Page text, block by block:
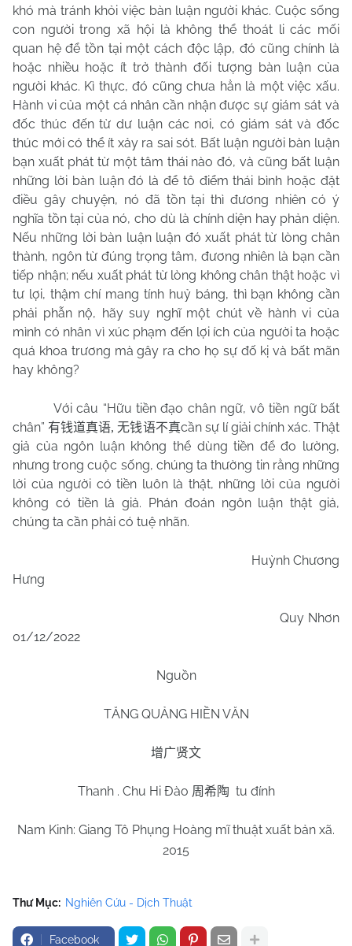
khó mà tránh khỏi việc bàn luận người khác. Cuộc sống
con người trong xã hội là không thể thoát li các mối
quan hệ để tồn tại một cách độc lập, đó cũng chính là
hoặc nhiều hoặc ít trở thành đối tượng bàn luận của
người khác. Kì thực, đó cũng chưa hẳn là một việc xấu.
Hành vi của một cá nhân cần nhận được sự giám sát và
đốc thúc đến từ dư luận các nơi, có giám sát và đốc
thúc mới có thể ít xảy ra sai sót. Bất luận người bàn luận
bạn xuất phát từ một tâm thái nào đó, và cũng bất luận
những lời bàn luận đó là để tô điểm thái bình hoặc đặt
điều gây chuyện, nó đã tồn tại thì đương nhiên có ý
nghĩa tồn tại của nó, cho dù là chính diện hay phản diện.
Nếu những lời bàn luận luận đó xuất phát từ lòng chân
thành, ngôn từ đúng trọng tâm, đương nhiên là bạn cần
tiếp nhận; nếu xuất phát từ lòng không chân thật hoặc vì
tư lợi, thậm chí mang tính huỷ báng, thì bạn không cần
phải phẫn nộ, hãy suy nghĩ một chút về hành vi của
mình có nhân vì xúc phạm đến lợi ích của người ta hoặc
quá khoa trương mà gây ra cho họ sự đố kị và bất mãn
hay không?
Với câu “Hữu tiền đạo chân ngữ, vô tiền ngữ bất
chân” 有钱道真语,无钱语不真cần sự lí giải chính xác. Thật
giả của ngôn luận không thể dùng tiền để đo lường,
nhưng trong cuộc sống, chúng ta thường tin rằng những
lời của người có tiền luôn là thật, những lời của người
không có tiền là giả. Phán đoán ngôn luận thật giả,
chúng ta cần phải có tuệ nhãn.
Huỳnh Chương
Hưng
Quy Nhơn
01/12/2022
Nguồn
TĂNG QUẢNG HIỀN VĂN
增广贤文
Thanh . Chu Hi Đào 周希陶 tu đính
Nam Kinh: Giang Tô Phụng Hoàng mĩ thuật xuất bản xã.
2015
Thư Mục: Nghiên Cứu - Dịch Thuật
Facebook